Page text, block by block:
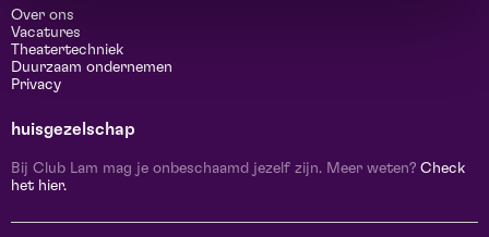
Over ons
Vacatures
Theatertechniek
Duurzaam ondernemen
Privacy
huisgezelschap
Bij Club Lam mag je onbeschaamd jezelf zijn. Meer weten? Check
het hier.